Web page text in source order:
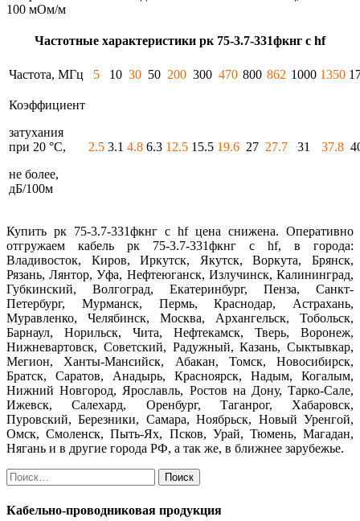
100 мОм/м
Частотные характеристики рк 75-3.7-331фкнг с hf
Частота, МГц 5 10 30 50 200 300 470 800 862 1000 1350
Коэффициент
затухания
при 20 °С,
не более,
дБ/100м
2.5 3.1 4.8 6.3 12.5 15.5 19.6 27 27.7 31 37.8
Купить рк 75-3.7-331фкнг с hf цена снижена. Оперативно
отгружаем кабель рк 75-3.7-331фкнг с hf, в города:
Владивосток, Киров, Иркутск, Якутск, Воркута, Брянск,
Рязань, Лянтор, Уфа, Нефтеюганск, Излучинск, Калининград,
Губкинский, Волгоград, Екатеринбург, Пенза, Санкт-
Петербург, Мурманск, Пермь, Краснодар, Астрахань,
Муравленко, Челябинск, Москва, Архангельск, Тобольск,
Барнаул, Норильск, Чита, Нефтекамск, Тверь, Воронеж,
Нижневартовск, Советский, Радужный, Казань, Сыктывкар,
Мегион, Ханты-Мансийск, Абакан, Томск, Новосибирск,
Братск, Саратов, Анадырь, Красноярск, Надым, Когалым,
Нижний Новгород, Ярославль, Ростов на Дону, Тарко-Сале,
Ижевск, Салехард, Оренбург, Таганрог, Хабаровск,
Пуровский, Березники, Самара, Ноябрьск, Новый Уренгой,
Омск, Смоленск, Пыть-Ях, Псков, Урай, Тюмень, Магадан,
Нягань и в другие города РФ, а так же, в ближнее зарубежье.
Найти:
Кабельно-проводниковая продукция